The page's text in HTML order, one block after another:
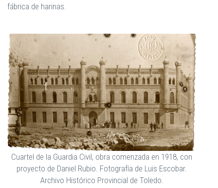
fábrica de harinas.
Cuartel de la Guardia Civil, obra comenzada en 1918, con
proyecto de Daniel Rubio. Fotografía de Luis Escobar.
Archivo Histórico Provincial de Toledo.